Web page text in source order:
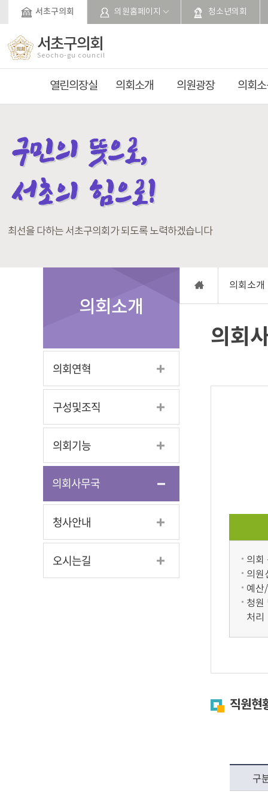
본문바로가기서초구의회 의원홈페이지 청소년의회
서초구의회
Seocho-gu council
열린의장실 의회소개 의원광장 의회
최선을 다하는 서초구의회가 되도록 노력하겠습니다
의회소개
의회연혁
구성및조직
의회기능
의회사무국
청사안내
오시는길
의회소개
의회
의회
의원
예산
청원
처리
직원현
구